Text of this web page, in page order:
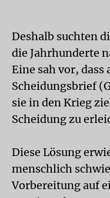
Deshalb suchten
die Jahrhunderte
Eine sah vor, dass
Scheidungsbrief
sie in den Krieg
Scheidung zu
Diese Lösung
menschlich
Vorbereitung auf